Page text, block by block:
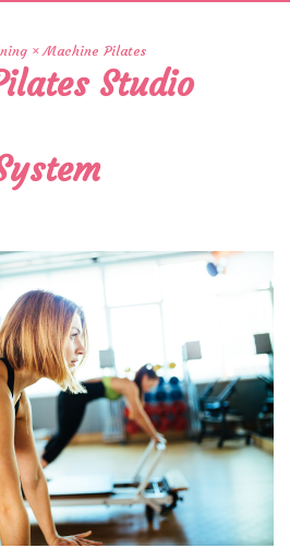
× Machine Pilates
Studio